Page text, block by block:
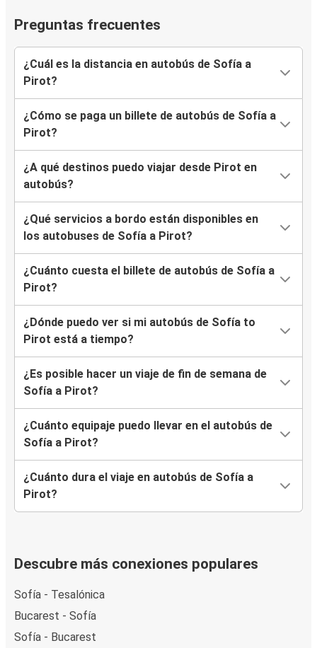
Preguntas frecuentes
¿Cuál es la distancia en autobús de Sofía a
Pirot?
¿Cómo se paga un billete de autobús de Sofía a
Pirot?
¿A qué destinos puedo viajar desde Pirot en
autobús?
¿Qué servicios a bordo están disponibles en
los autobuses de Sofía a Pirot?
¿Cuánto cuesta el billete de autobús de Sofía a
Pirot?
¿Dónde puedo ver si mi autobús de Sofía to
Pirot está a tiempo?
¿Es posible hacer un viaje de fin de semana de
Sofía a Pirot?
¿Cuánto equipaje puedo llevar en el autobús de
Sofía a Pirot?
¿Cuánto dura el viaje en autobús de Sofía a
Pirot?
Descubre más conexiones populares
Sofía - Tesalónica
Bucarest - Sofía
Sofía - Bucarest